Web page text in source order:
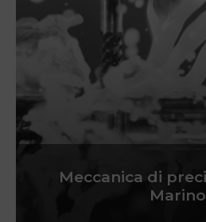
Meccanica di
Marino